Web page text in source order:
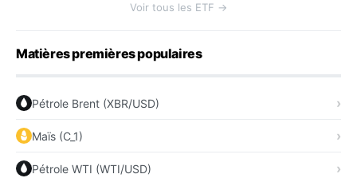
Voir tous les ETF →
Matières premières populaires
Pétrole Brent (XBR/USD)
Maïs (C_1)
Pétrole WTI (WTI/USD)